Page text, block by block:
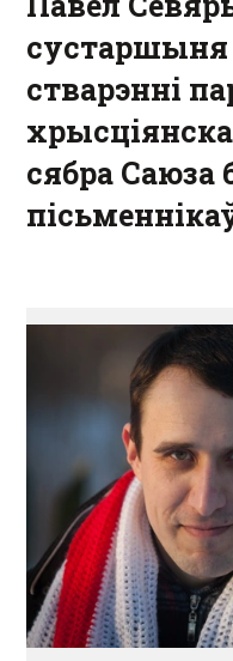
сустаршыня
стварэнні
сябра Саюза